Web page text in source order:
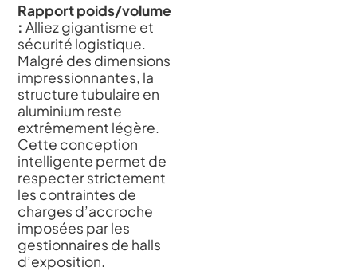
Rapport poids/volume
: Alliez gigantisme et
sécurité logistique.
Malgré des dimensions
impressionnantes, la
structure tubulaire en
aluminium reste
extrêmement légère.
Cette conception
intelligente permet de
respecter strictement
les contraintes de
charges d’accroche
imposées par les
gestionnaires de halls
d’exposition.